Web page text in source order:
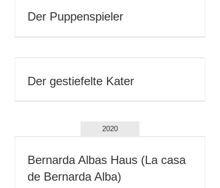
Der Puppenspieler
Der gestiefelte Kater
2020
Bernarda Albas Haus (La casa
de Bernarda Alba)